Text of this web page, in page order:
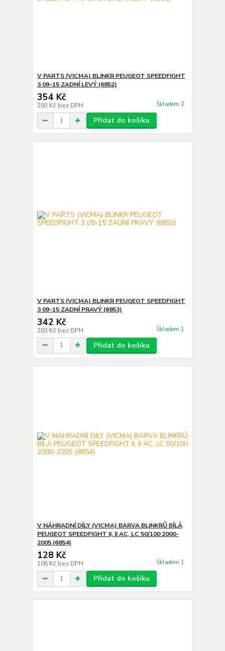
V PARTS (VICMA) BLINKR PEUGEOT SPEEDFIGHT
3 09-15 ZADNÍ LEVÝ (6852)
354 Kč
293 Kč bez DPH Skladem 2
Přidat do košíku
V PARTS (VICMA) BLINKR PEUGEOT SPEEDFIGHT
3 09-15 ZADNÍ PRAVÝ (6853)
342 Kč
283 Kč bez DPH Skladem 1
Přidat do košíku
V NÁHRADNÍ DÍLY (VICMA) BARVA BLINKRŮ BÍLÁ
PEUGEOT SPEEDFIGHT II, II AC, LC 50/100 2000-
2005 (6854)
128 Kč
106 Kč bez DPH Skladem 1
Přidat do košíku